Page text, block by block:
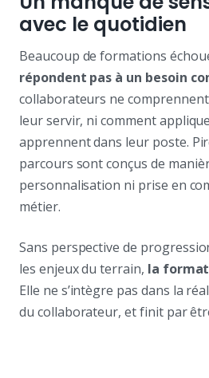
avec le quotidien
Beaucoup de formations
répondent pas à un besoin
collaborateurs ne
leur servir, ni comment
apprennent dans leur poste.
parcours sont conçus de
personnalisation ni prise en
métier.
Sans perspective de
les enjeux du terrain, la
Elle ne s’intègre pas dans la
du collaborateur, et finit par